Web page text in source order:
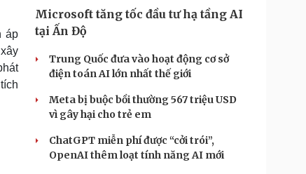
Tour
in
Podcast
Đọc truyện đêm khuya
Cửa sổ tình yêu
Hạt giống tâm hồn
áp
Microsoft tăng tốc đầu tư hạ tầng AI
tại Ấn Độ
Trung Quốc đưa vào hoạt động cơ sở
điện toán AI lớn nhất thế giới
Meta bị buộc bồi thường 567 triệu USD
vì gây hại cho trẻ em
ChatGPT miễn phí được “cởi trói”,
OpenAI thêm loạt tính năng AI mới